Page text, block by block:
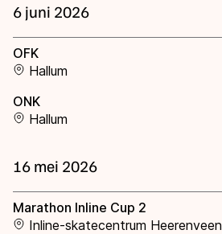
6 juni 2026
OFK
Hallum
ONK
Hallum
16 mei 2026
Marathon Inline Cup 2
Inline-skatecentrum Heerenveen